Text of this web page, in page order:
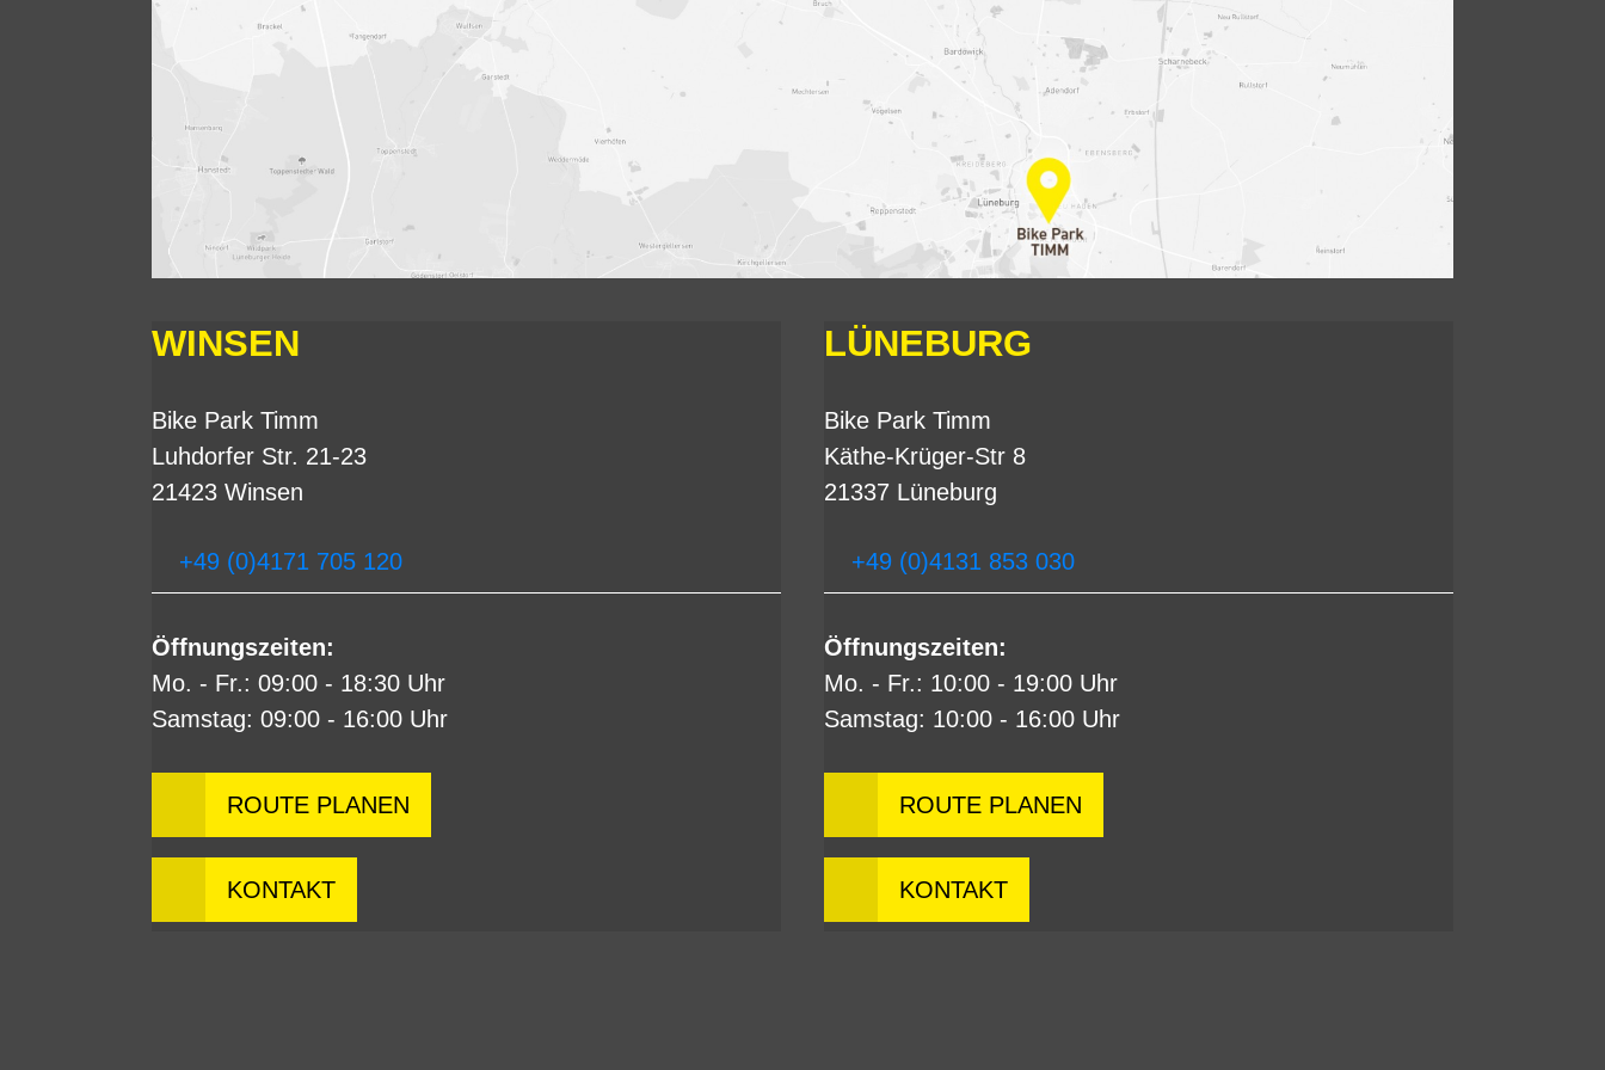
WINSEN
Bike Park Timm
Luhdorfer Str. 21-23
21423 Winsen
+49 (0)4171 705 120
Öffnungszeiten:
Mo. - Fr.: 09:00 - 18:30 Uhr
Samstag: 09:00 - 16:00 Uhr
ROUTE PLANEN
KONTAKT
LÜNEBURG
Bike Park Timm
Käthe-Krüger-Str 8
21337 Lüneburg
+49 (0)4131 853 030
Öffnungszeiten:
Mo. - Fr.: 10:00 - 19:00 Uhr
Samstag: 10:00 - 16:00 Uhr
ROUTE PLANEN
KONTAKT